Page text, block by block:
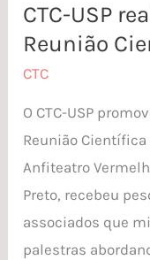
CTC-USP
Reunião
CTC
O CTC-USP
Reunião
Anfiteatro
Preto, recebeu
associados que
palestras
CTC-
USP
realiza
primeira
Reunião
Científica
de
2023